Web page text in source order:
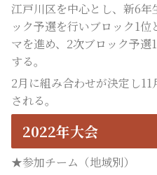
江戸川区を中心とし、新6年
ック予選を行いブロック1
マを進め、2次ブロック予
する。
2月に組み合わせが決定し
される。
2022年大会
★参加チーム（地域別）